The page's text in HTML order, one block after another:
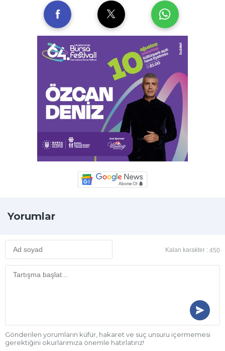
Yorumlar
Kalan karakter : 450
Gönderilen yorumların küfür, hakaret ve suç unsuru içermemesi
gerektiğini okurlarımıza önemle hatırlatırız!